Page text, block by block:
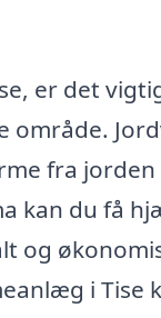
er det
område.
fra
kan du få
og
i Tise